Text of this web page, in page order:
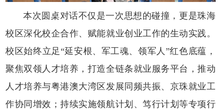
本次圆桌对话不仅是一次思想的碰撞，更是珠海
校区深化校企合作、赋能就业创业工作的生动实践。
校区始终立足“延安根、军工魂、领军人”红色底蕴，
聚焦双领人才培养，打造全链条就业服务平台，推动
人才培养与粤港澳大湾区发展同频共振、京珠就业工
作协同增效；持续实施领航计划、笃行计划等专项行